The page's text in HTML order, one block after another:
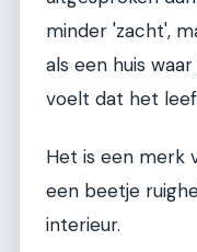
minder 'zacht',
als een huis
voelt dat het
Het is een merk
een beetje
interieur.